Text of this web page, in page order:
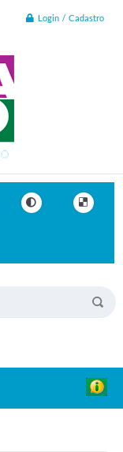
Login / Cadastro